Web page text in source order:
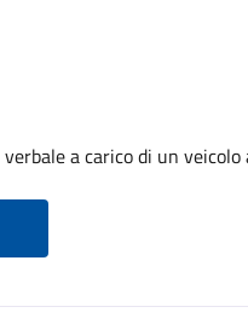
a carico di un veicolo